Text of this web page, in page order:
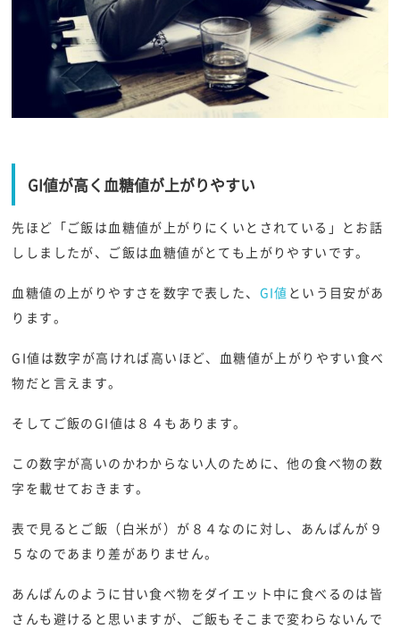
GI値が高く血糖値が上がりやすい
先ほど「ご飯は血糖値が上がりにくいとされている」とお話
ししましたが、ご飯は血糖値がとても上がりやすいです。
血糖値の上がりやすさを数字で表した、 GI値 という目安があ
ります。
GI値は数字が高ければ高いほど、血糖値が上がりやすい食べ
物だと言えます。
そしてご飯のGI値は８４もあります。
この数字が高いのかわからない人のために、他の食べ物の数
字を載せておきます。
表で見るとご飯（白米が）が８４なのに対し、あんぱんが９
５なのであまり差がありません。
あんぱんのように甘い食べ物をダイエット中に食べるのは皆
さんも避けると思いますが、ご飯もそこまで変わらないんで